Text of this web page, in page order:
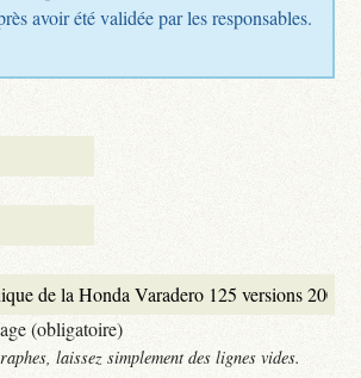
avoir été validée par les responsables.
(obligatoire)
laissez simplement des lignes vides.